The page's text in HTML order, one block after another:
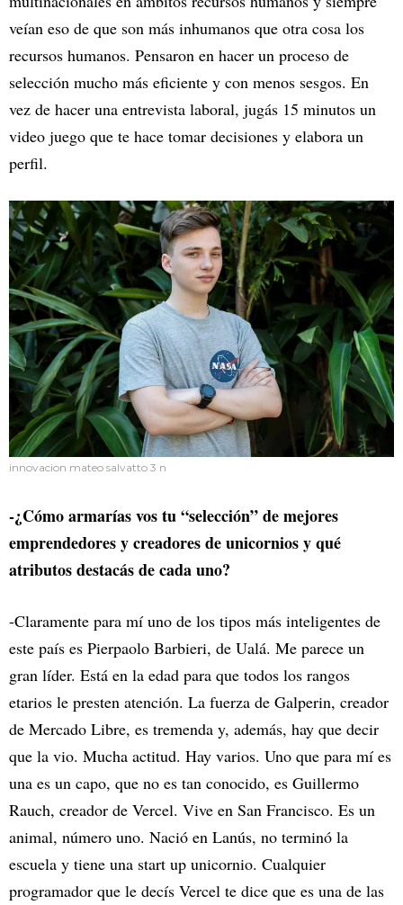
veían eso de que son más inhumanos que otra cosa los
recursos humanos. Pensaron en hacer un proceso de
selección mucho más eficiente y con menos sesgos. En
vez de hacer una entrevista laboral, jugás 15 minutos un
video juego que te hace tomar decisiones y elabora un
perfil.
innovacion mateo salvatto 3 n
-¿Cómo armarías vos tu “selección” de mejores
emprendedores y creadores de unicornios y qué
atributos destacás de cada uno?
-Claramente para mí uno de los tipos más inteligentes de
este país es Pierpaolo Barbieri, de Ualá. Me parece un
gran líder. Está en la edad para que todos los rangos
etarios le presten atención. La fuerza de Galperin, creador
de Mercado Libre, es tremenda y, además, hay que decir
que la vio. Mucha actitud. Hay varios. Uno que para mí es
una es un capo, que no es tan conocido, es Guillermo
Rauch, creador de Vercel. Vive en San Francisco. Es un
animal, número uno. Nació en Lanús, no terminó la
escuela y tiene una start up unicornio. Cualquier
programador que le decís Vercel te dice que es una de las